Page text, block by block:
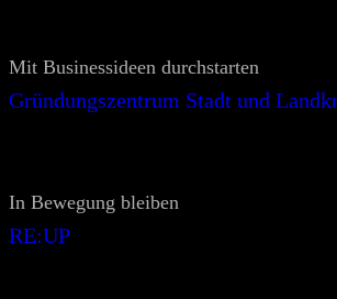
Mit Businessideen durchstarten
Gründungszentrum Stadt und
In Bewegung bleiben
RE:UP